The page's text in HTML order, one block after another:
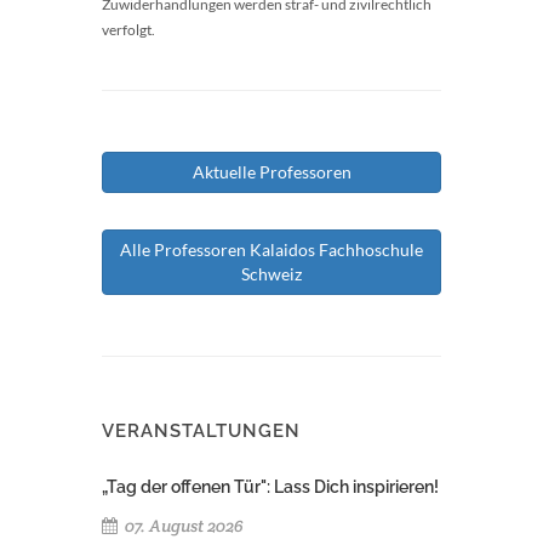
Zuwiderhandlungen werden straf- und zivilrechtlich
verfolgt.
Aktuelle Professoren
Alle Professoren Kalaidos Fachhoschule
Schweiz
VERANSTALTUNGEN
„Tag der offenen Tür": Lass Dich inspirieren!
07. August 2026